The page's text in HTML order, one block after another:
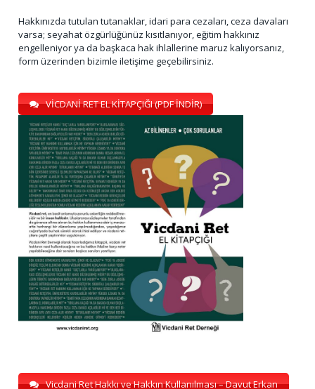
Hakkınızda tutulan tutanaklar, idari para cezaları, ceza davaları
varsa; seyahat özgürlüğünüz kısıtlanıyor, eğitim hakkınız
engelleniyor ya da başkaca hak ihlallerine maruz kalıyorsanız,
form üzerinden bizimle iletişime geçebilirsiniz.
VİCDANİ RET EL KİTAPÇIĞI (PDF İNDİR)
Vicdani Ret Hakkı ve Hakkın Kullanılması – Davut Erkan